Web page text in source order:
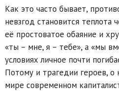
Как это часто бывает,
невзгод становится теплота
её простоватое обаяние и
«ты – мне, я – тебе», а «мы
условиях личное почти
Потому и трагедии героев, о
мире современном